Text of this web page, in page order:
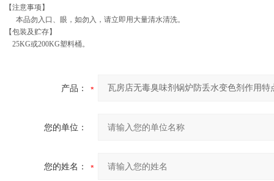
【注意事项】
本品勿入口、眼，如勿入，请立即用大量清水清洗。
【包装及贮存】
25KG或200KG塑料桶。
产品：
您的单位：
您的姓名：